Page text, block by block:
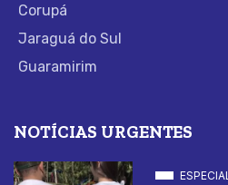
Corupá
Jaraguá do Sul
Guaramirim
NOTÍCIAS URGENTES
ESPECIAL